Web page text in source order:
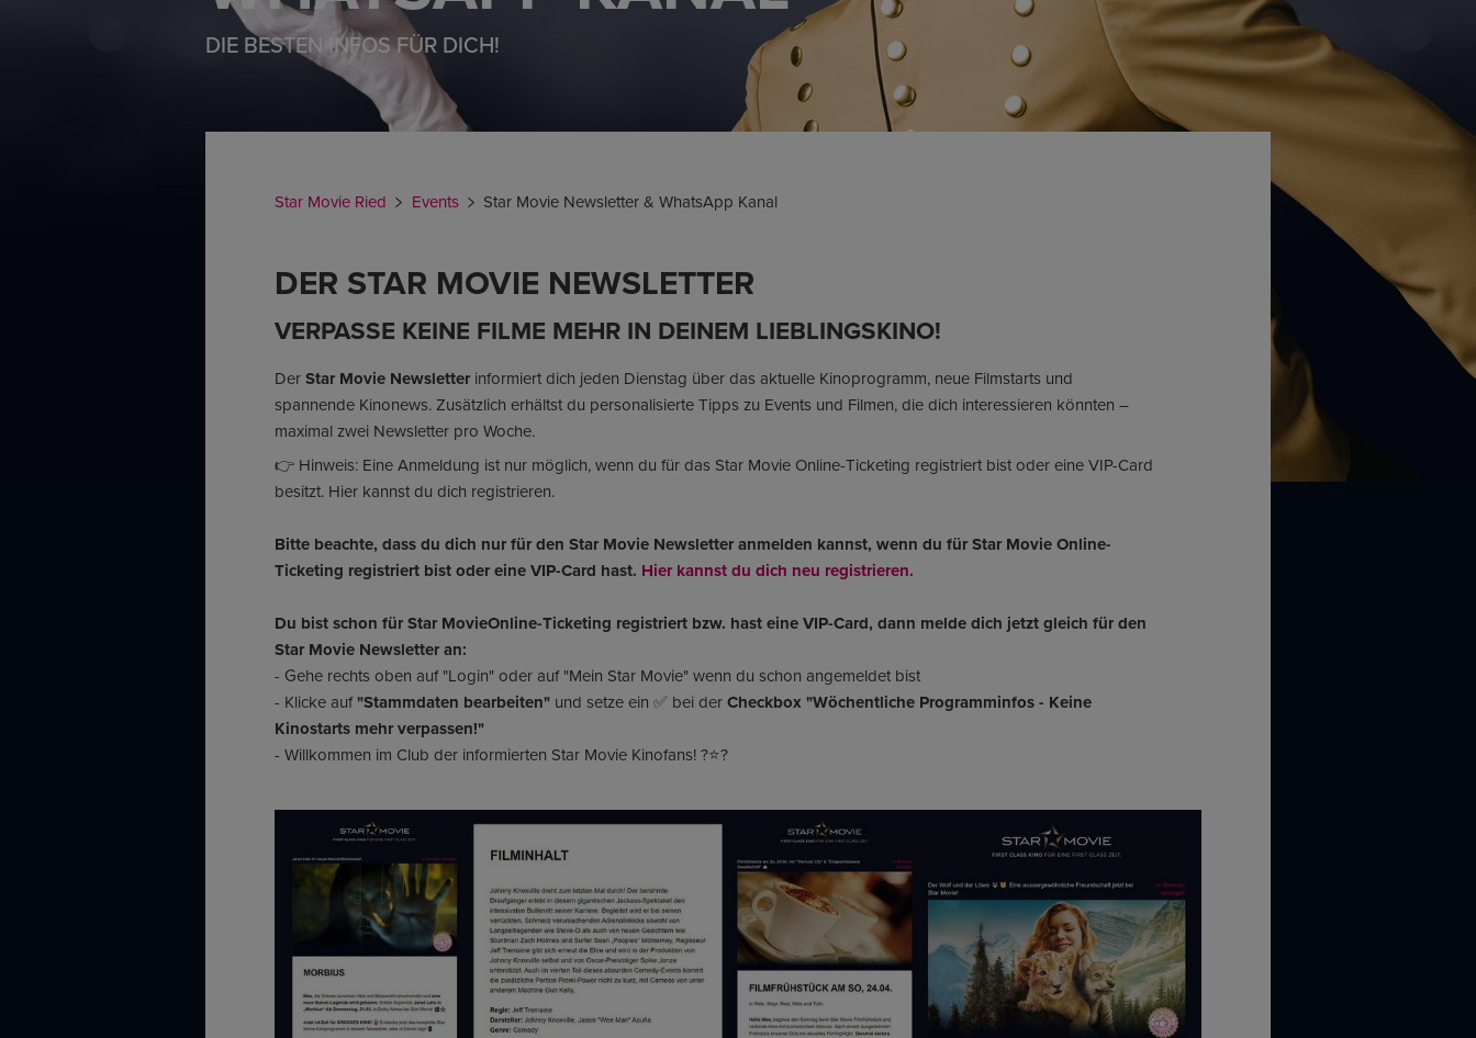
DIE BESTEN INFOS FÜR DICH!
Star Movie Ried Events Star Movie Newsletter & WhatsApp Kanal
DER STAR MOVIE NEWSLETTER
VERPASSE KEINE FILME MEHR IN DEINEM LIEBLINGSKINO!
DerStar Movie Newsletter informiert dich jeden Dienstag über das aktuelle Kinoprogramm, neue Filmstarts und
spannende Kinonews. Zusätzlich erhältst du personalisierte Tipps zu Events und Filmen, die dich interessieren könnten –
maximal zwei Newsletter pro Woche.
👉 Hinweis: Eine Anmeldung ist nur möglich, wenn du für das Star Movie Online-Ticketing registriert bist oder eine VIP-Card
besitzt. Hier kannst du dich registrieren.
Bitte beachte, dass du dich nur für den Star Movie Newsletter anmelden kannst, wenn du für Star Movie Online-
Ticketing registriert bist oder eine VIP-Card hast. Hier kannst du dich neu registrieren.
Du bist schon für Star MovieOnline-Ticketing registriert bzw. hast eine VIP-Card, dann melde dich jetzt gleich für den
Star Movie Newsletter an:
- Gehe rechts oben auf "Login" oder auf "Mein Star Movie" wenn du schon angemeldet bist
- Klicke auf"Stammdaten bearbeiten" und setze ein ✅ bei derCheckbox "Wöchentliche Programminfos - Keine
Kinostarts mehr verpassen!"
- Willkommen im Club der informierten Star Movie Kinofans! ?⭐?